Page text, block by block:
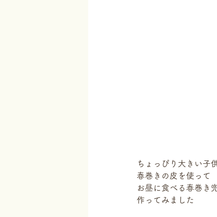
ちょっぴり大きい子
春巻きの皮を使って
お昼に食べる春巻き
作ってみました